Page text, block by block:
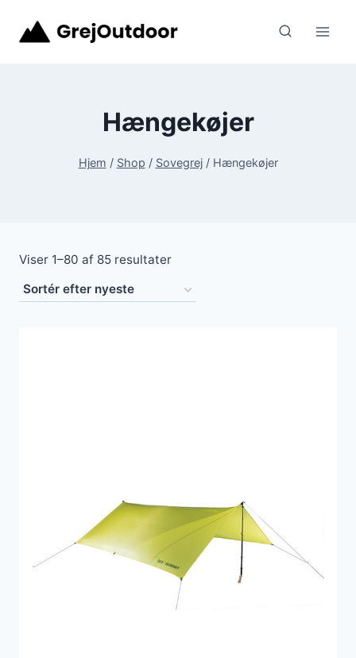
Hængekøjer
Hjem / Shop / Sovegrej / Hængekøjer
Viser 1–80 af 85 resultaterSorteret
seneste